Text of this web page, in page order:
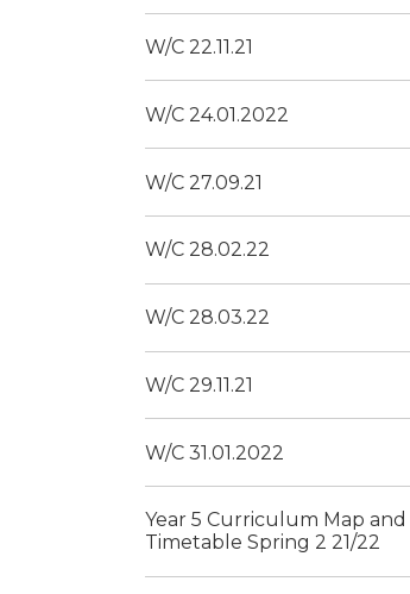
W/C 22.11.21
W/C 24.01.2022
W/C 27.09.21
W/C 28.02.22
W/C 28.03.22
W/C 29.11.21
W/C 31.01.2022
Year 5 Curriculum Map and
Timetable Spring 2 21/22